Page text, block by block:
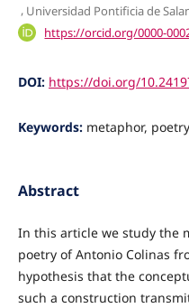
, Universidad Pontificia de
https://orcid.org/0000-
DOI: https://doi.org/
Keywords: metaphor,
Abstract
In this article we study the
poetry of Antonio Colinas
hypothesis that the
such a construction